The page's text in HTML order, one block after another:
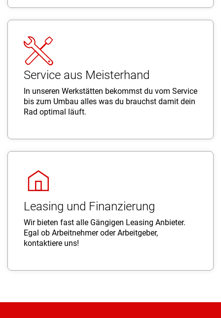
Service aus Meisterhand
In unseren Werkstätten bekommst du vom Service
bis zum Umbau alles was du brauchst damit dein
Rad optimal läuft.
Leasing und Finanzierung
Wir bieten fast alle Gängigen Leasing Anbieter.
Egal ob Arbeitnehmer oder Arbeitgeber,
kontaktiere uns!